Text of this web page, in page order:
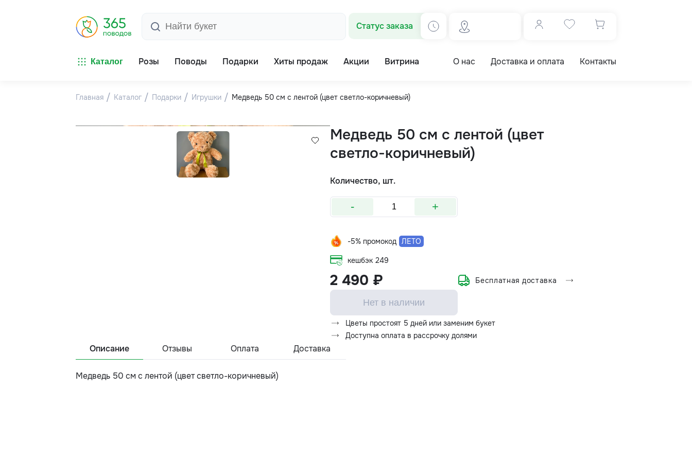
Статус заказа
Каталог Розы Поводы Подарки Хиты продаж Акции Витрина О нас Доставка и оплата Контакты
Главная Каталог Подарки Игрушки Медведь 50 см с лентой (цвет светло-коричневый)
Медведь 50 см с лентой (цвет
светло-коричневый)
Количество, шт.
- +
-5% промокод ЛЕТО
кешбэк 249
2 490 ₽ Бесплатная доставка
Нет в наличии
Цветы простоят 5 дней или заменим букет
Доступна оплата в рассрочку долями
Описание Отзывы Оплата Доставка
Медведь 50 см с лентой (цвет светло-коричневый)